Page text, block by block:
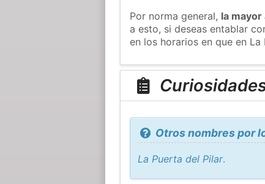
Por norma general, la
a esto, si deseas entablar
en los horarios en que en
Otros nombres por
La Puerta del Pilar.